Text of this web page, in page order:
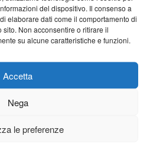
del dispositivo. Il consenso a
elaborare dati come il comportamento di
Non acconsentire o ritirare il
su alcune caratteristiche e funzioni.
Accetta
Nega
le preferenze
23°C|36°C 22°C|36°C 21°C|37°C
23°C|33°C 22°C|33°C 21°C|34°C
a cura di: